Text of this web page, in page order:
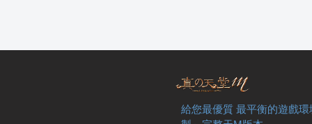
給您最優質 最平衡的遊戲